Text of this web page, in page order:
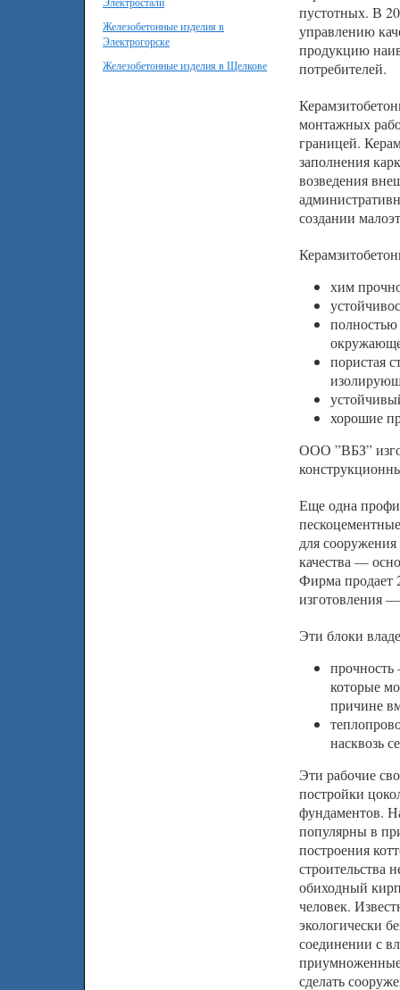
Железобетонные изделия в
Электрогорске
Железобетонные изделия в Щелкове
пустотных. В
управлению
продукцию
потребителей.
монтажных
границей.
заполнения
возведения
создании
хим
полностью
пористая
хорошие
ООО ”ВБЗ”
Еще одна
для
качества —
Фирма продает
изготовления
Эти блоки
прочность
которые
причине
насквозь
Эти рабочие
постройки
фундаментов.
популярны в
построения
строительства
обиходный
человек.
экологически
соединении с
приумноженные
сделать